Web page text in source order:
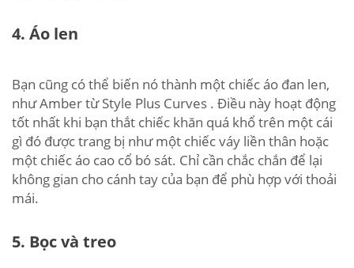
4. Áo len
Bạn cũng có thể biến nó thành một chiếc áo đan len,
như Amber từ Style Plus Curves . Điều này hoạt động
tốt nhất khi bạn thắt chiếc khăn quá khổ trên một cái
gì đó được trang bị như một chiếc váy liền thân hoặc
một chiếc áo cao cổ bó sát. Chỉ cần chắc chắn để lại
không gian cho cánh tay của bạn để phù hợp với thoải
mái.
5. Bọc và treo